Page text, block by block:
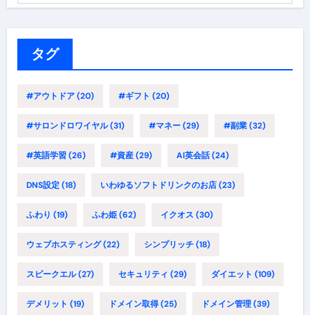
タグ
#アウトドア(20) #ギフト (20)
#サロンドロワイヤル(31) #マネー(29) #副業(32)
#英語学習(26) #資産(29) AI英会話(24)
DNS設定(18) いわゆるソフトドリンクのお店(23)
ふわり (19) ふわ姫(62) イクオス (30)
ウェブホスティング(22) シンプリッチ(18)
スピークエル(27) セキュリティ (29) ダイエット (109)
デメリット (19) ドメイン取得(25) ドメイン管理(39)